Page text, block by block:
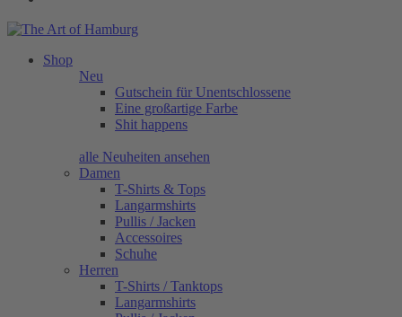
Shop
Neu
Gutschein für Unentschlossene
Eine großartige Farbe
Shit happens
alle Neuheiten ansehen
Damen
T-Shirts & Tops
Langarmshirts
Pullis / Jacken
Accessoires
Schuhe
Herren
T-Shirts / Tanktops
Langarmshirts